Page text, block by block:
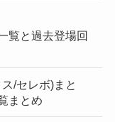
覧と過去登場回
/セレボ)まと
まとめ